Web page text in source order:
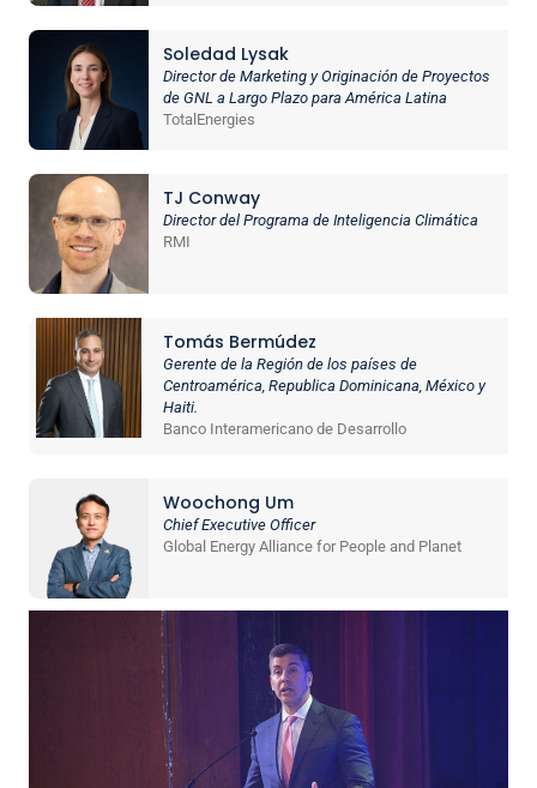
Soledad Lysak
Director de Marketing y Originación de Proyectos
de GNL a Largo Plazo para América Latina
TotalEnergies
TJ Conway
Director del Programa de Inteligencia Climática
RMI
Tomás Bermúdez
Gerente de la Región de los países de
Centroamérica, Republica Dominicana, México y
Haiti.
Banco Interamericano de Desarrollo
Woochong Um
Chief Executive Officer
Global Energy Alliance for People and Planet